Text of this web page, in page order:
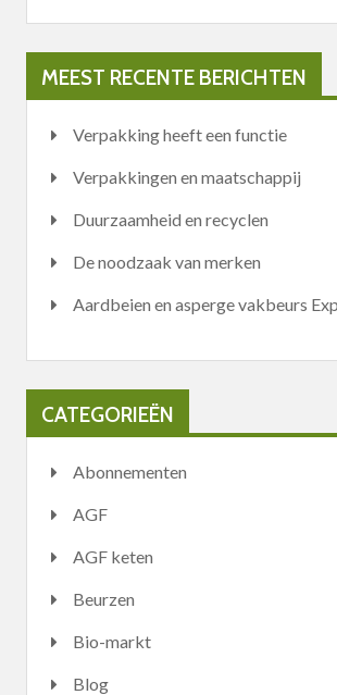
MEEST RECENTE BERICHTEN
Verpakking heeft een functie
Verpakkingen en maatschappij
Duurzaamheid en recyclen
De noodzaak van merken
Aardbeien en asperge vakbeurs
CATEGORIEËN
Abonnementen
AGF
AGF keten
Beurzen
Bio-markt
Blog